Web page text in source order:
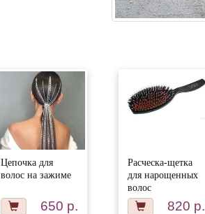
Цепочка для
волос на зажиме
650 р.
Расческа-щетка
для нарощенных
волос
820 р.